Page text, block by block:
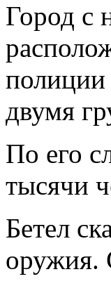
Город с
двумя
По его
тысячи
Бетел
оружия.